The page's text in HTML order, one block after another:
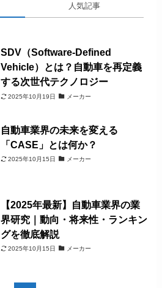
人気記事
SDV（Software-Defined
Vehicle）とは？自動車を再定義
する次世代テクノロジー
2025年10月19日 メーカー
自動車業界の未来を変える
「CASE」とは何か？
2025年10月15日 メーカー
【2025年最新】自動車業界の業
界研究｜動向・将来性・ランキン
グを徹底解説
2025年10月15日 メーカー